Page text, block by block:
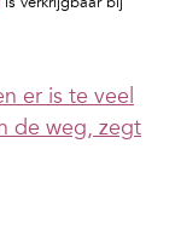
er is te veel
de weg, zegt